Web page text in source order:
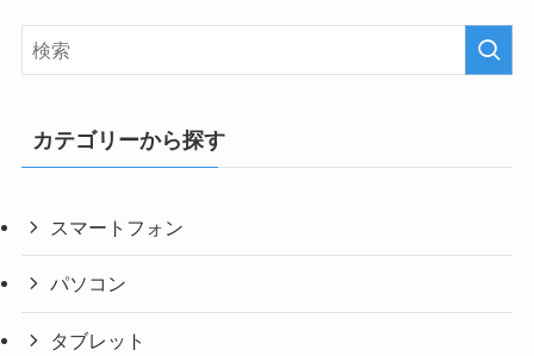
カテゴリーから探す
スマートフォン
パソコン
タブレット